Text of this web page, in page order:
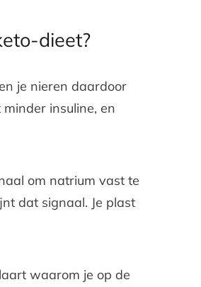
dieet?
je nieren daardoor
insuline, en
om natrium vast te
dat signaal. Je plast
waarom je op de